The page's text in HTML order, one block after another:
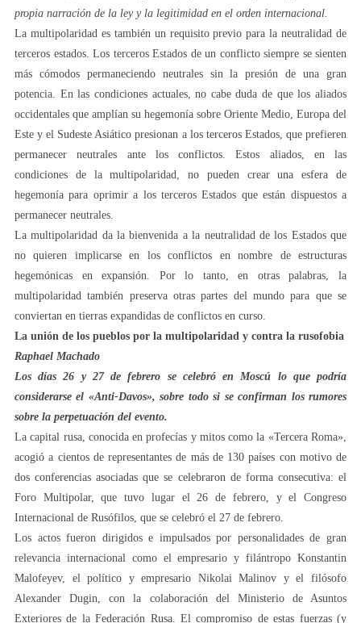
propia narración de la ley y la legitimidad en el orden internacional.
La multipolaridad es también un requisito previo para la neutralidad de
terceros estados. Los terceros Estados de un conflicto siempre se sienten
más cómodos permaneciendo neutrales sin la presión de una gran
potencia. En las condiciones actuales, no cabe duda de que los aliados
occidentales que amplían su hegemonía sobre Oriente Medio, Europa del
Este y el Sudeste Asiático presionan a los terceros Estados, que prefieren
permanecer neutrales ante los conflictos. Estos aliados, en las
condiciones de la multipolaridad, no pueden crear una esfera de
hegemonía para oprimir a los terceros Estados que están dispuestos a
permanecer neutrales.
La multipolaridad da la bienvenida a la neutralidad de los Estados que
no quieren implicarse en los conflictos en nombre de estructuras
hegemónicas en expansión. Por lo tanto, en otras palabras, la
multipolaridad también preserva otras partes del mundo para que se
conviertan en tierras expandidas de conflictos en curso.
La unión de los pueblos por la multipolaridad y contra la rusofobia
Raphael Machado
Los días 26 y 27 de febrero se celebró en Moscú lo que podría
considerarse el «Anti-Davos», sobre todo si se confirman los rumores
sobre la perpetuación del evento.
La capital rusa, conocida en profecías y mitos como la «Tercera Roma»,
acogió a cientos de representantes de más de 130 países con motivo de
dos conferencias asociadas que se celebraron de forma consecutiva: el
Foro Multipolar, que tuvo lugar el 26 de febrero, y el Congreso
Internacional de Rusófilos, que se celebró el 27 de febrero.
Los actos fueron dirigidos e impulsados por personalidades de gran
relevancia internacional como el empresario y filántropo Konstantin
Malofeyev, el político y empresario Nikolai Malinov y el filósofo
Alexander Dugin, con la colaboración del Ministerio de Asuntos
Exteriores de la Federación Rusa. El compromiso de estas fuerzas (y